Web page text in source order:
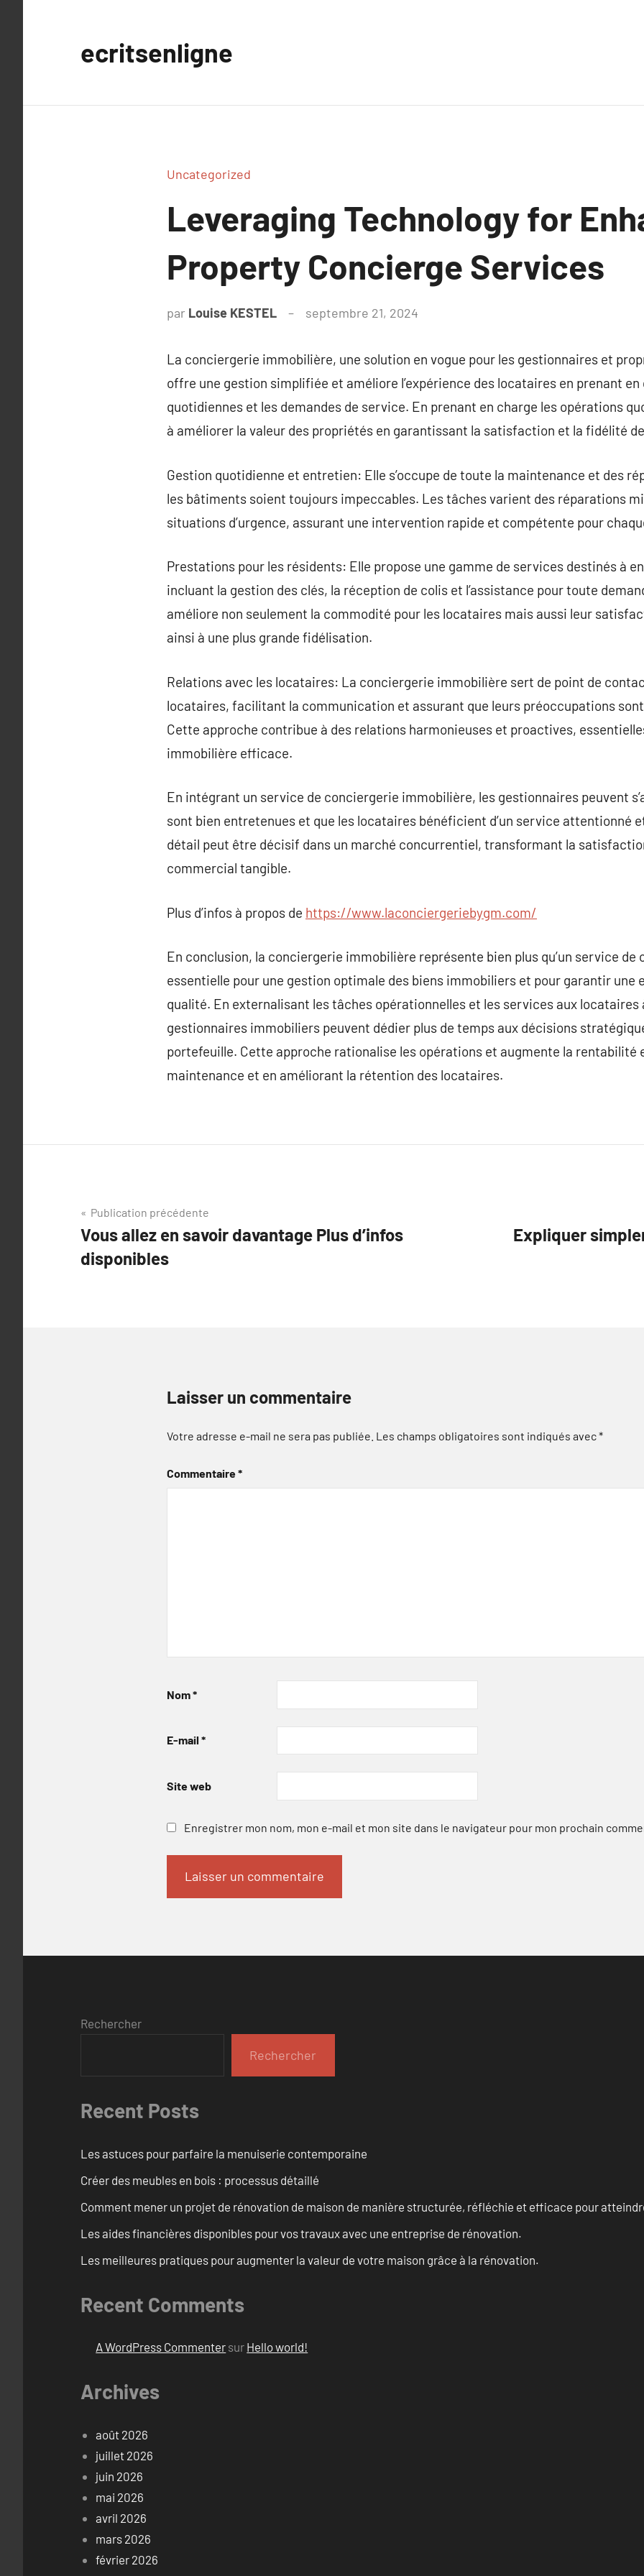
ecritsenligne
Uncategorized
Leveraging Technology for
Property Concierge Services
par Louise KESTEL septembre 21, 2024
La conciergerie immobilière, une solution en vogue pour les gestionnaires et
offre une gestion simplifiée et améliore l’expérience des locataires en prenant
quotidiennes et les demandes de service. En prenant en charge les opérations
à améliorer la valeur des propriétés en garantissant la satisfaction et la fidélité
Gestion quotidienne et entretien: Elle s’occupe de toute la maintenance et des
les bâtiments soient toujours impeccables. Les tâches varient des réparations
situations d’urgence, assurant une intervention rapide et compétente pour
Prestations pour les résidents: Elle propose une gamme de services destinés à
incluant la gestion des clés, la réception de colis et l’assistance pour toute
améliore non seulement la commodité pour les locataires mais aussi leur
ainsi à une plus grande fidélisation.
Relations avec les locataires: La conciergerie immobilière sert de point de
locataires, facilitant la communication et assurant que leurs préoccupations
Cette approche contribue à des relations harmonieuses et proactives,
immobilière efficace.
En intégrant un service de conciergerie immobilière, les gestionnaires peuvent
sont bien entretenues et que les locataires bénéficient d’un service attentionné
détail peut être décisif dans un marché concurrentiel, transformant la
commercial tangible.
Plus d’infos à propos de https://www.laconciergeriebygm.com/
En conclusion, la conciergerie immobilière représente bien plus qu’un service de
essentielle pour une gestion optimale des biens immobiliers et pour garantir une
qualité. En externalisant les tâches opérationnelles et les services aux locataires
gestionnaires immobiliers peuvent dédier plus de temps aux décisions
portefeuille. Cette approche rationalise les opérations et augmente la rentabilité
maintenance et en améliorant la rétention des locataires.
Navigation
de
l’article
Publication précédente
Vous allez en savoir davantage Plus d’infos
disponibles
Expliquer
Laisser un commentaire
Votre adresse e-mail ne sera pas publiée. Les champs obligatoires sont indiqués avec*
Commentaire*
Nom*
E-mail *
Site web
Enregistrer mon nom, mon e-mail et mon site dans le navigateur pour mon prochain
Rechercher
Rechercher
Recent Posts
Les astuces pour parfaire la menuiserie contemporaine
Créer des meubles en bois : processus détaillé
Comment mener un projet de rénovation de maison de manière structurée, réfléchie et efficace pour
Les aides financières disponibles pour vos travaux avec une entreprise de rénovation.
Les meilleures pratiques pour augmenter la valeur de votre maison grâce à la rénovation.
Recent Comments
A WordPress Commenter sur Hello world!
Archives
août 2026
juillet 2026
juin 2026
mai 2026
avril 2026
mars 2026
février 2026